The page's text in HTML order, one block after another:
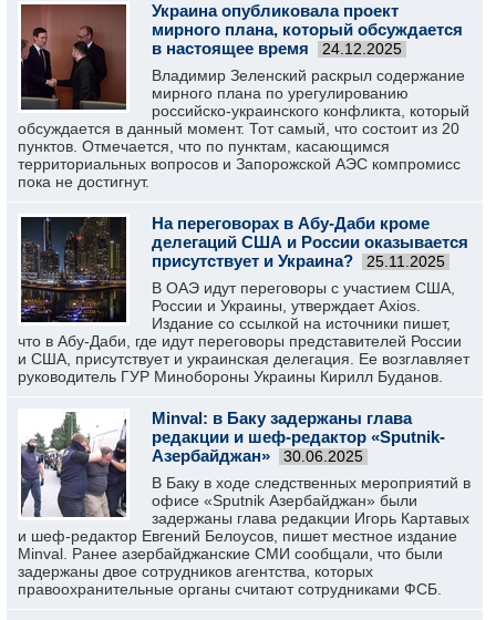
Украина опубликовала проект
мирного плана, который обсуждается
в настоящее время
24.12.2025
Владимир Зеленский раскрыл содержание
мирного плана по урегулированию
российско-украинского конфликта, который
обсуждается в данный момент. Тот самый, что состоит из 20
пунктов. Отмечается, что по пунктам, касающимся
территориальных вопросов и Запорожской АЭС компромисс
пока не достигнут.
На переговорах в Абу-Даби кроме
делегаций США и России оказывается
присутствует и Украина?
25.11.2025
В ОАЭ идут переговоры с участием США,
России и Украины, утверждает Axios.
Издание со ссылкой на источники пишет,
что в Абу-Даби, где идут переговоры представителей России
и США, присутствует и украинская делегация. Ее возглавляет
руководитель ГУР Минобороны Украины Кирилл Буданов.
Minval: в Баку задержаны глава
редакции и шеф-редактор «Sputnik-
Азербайджан»
30.06.2025
В Баку в ходе следственных мероприятий в
офисе «Sputnik Азербайджан» были
задержаны глава редакции Игорь Картавых
и шеф-редактор Евгений Белоусов, пишет местное издание
Minval. Ранее азербайджанские СМИ сообщали, что были
задержаны двое сотрудников агентства, которых
правоохранительные органы считают сотрудниками ФСБ.